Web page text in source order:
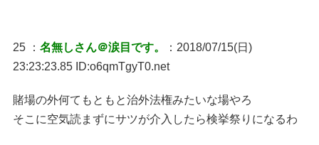
25 ： 名無しさん＠涙目です。
：2018/07/15(日)
23:23:23.85 ID:o6qmTgyT0.net
賭場の外何てもともと治外法権みたいな場やろ
そこに空気読まずにサツが介入したら検挙祭りになるわ